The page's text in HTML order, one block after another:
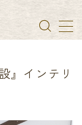
』インテリ